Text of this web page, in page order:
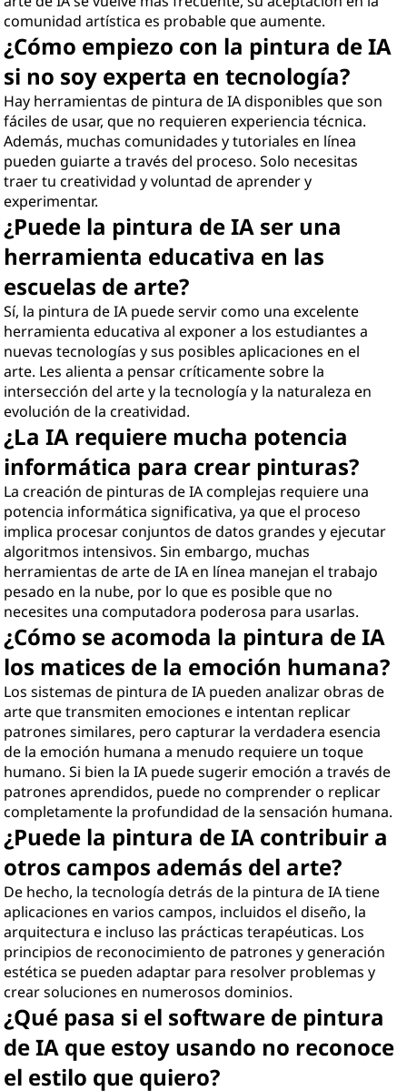
comunidad artística es probable que aumente.
¿Cómo empiezo con la pintura de IA
si no soy experta en tecnología?
Hay herramientas de pintura de IA disponibles que son
fáciles de usar, que no requieren experiencia técnica.
Además, muchas comunidades y tutoriales en línea
pueden guiarte a través del proceso. Solo necesitas
traer tu creatividad y voluntad de aprender y
experimentar.
¿Puede la pintura de IA ser una
herramienta educativa en las
escuelas de arte?
Sí, la pintura de IA puede servir como una excelente
herramienta educativa al exponer a los estudiantes a
nuevas tecnologías y sus posibles aplicaciones en el
arte. Les alienta a pensar críticamente sobre la
intersección del arte y la tecnología y la naturaleza en
evolución de la creatividad.
¿La IA requiere mucha potencia
informática para crear pinturas?
La creación de pinturas de IA complejas requiere una
potencia informática significativa, ya que el proceso
implica procesar conjuntos de datos grandes y ejecutar
algoritmos intensivos. Sin embargo, muchas
herramientas de arte de IA en línea manejan el trabajo
pesado en la nube, por lo que es posible que no
necesites una computadora poderosa para usarlas.
¿Cómo se acomoda la pintura de IA
los matices de la emoción humana?
Los sistemas de pintura de IA pueden analizar obras de
arte que transmiten emociones e intentan replicar
patrones similares, pero capturar la verdadera esencia
de la emoción humana a menudo requiere un toque
humano. Si bien la IA puede sugerir emoción a través de
patrones aprendidos, puede no comprender o replicar
completamente la profundidad de la sensación humana.
¿Puede la pintura de IA contribuir a
otros campos además del arte?
De hecho, la tecnología detrás de la pintura de IA tiene
aplicaciones en varios campos, incluidos el diseño, la
arquitectura e incluso las prácticas terapéuticas. Los
principios de reconocimiento de patrones y generación
estética se pueden adaptar para resolver problemas y
crear soluciones en numerosos dominios.
¿Qué pasa si el software de pintura
de IA que estoy usando no reconoce
el estilo que quiero?